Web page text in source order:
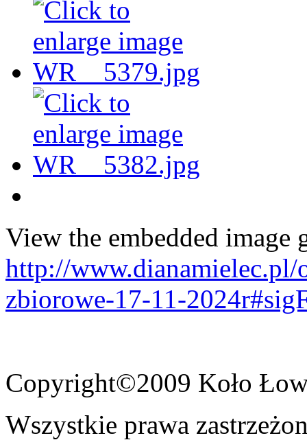
View the embedded image
http://
zbiorowe-17-11-
Copyright©2009 Koło
Wszystkie prawa